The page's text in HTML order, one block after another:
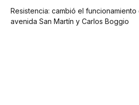
Resistencia: cambió el
avenida San Martín y Carlos Boggio